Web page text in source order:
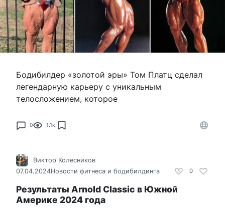
Бодибилдер «золотой эры» Том Платц сделал
легендарную карьеру с уникальным
телосложением, которое
0 1.1к.
0
Виктор Колесников
07.04.2024Новости фитнеса и бодибилдинга
Результаты Arnold Classic в Южной
Америке 2024 года